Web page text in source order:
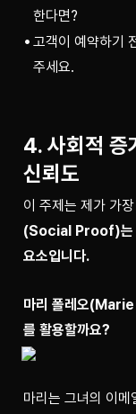
한다면?
고객이 예약하기
주세요.
4. 사회적
신뢰도
이 주제는 제가 가
(Social Proof)는
요소입니다.
마리 폴레오(Marie
를 활용할까요?
마리는 그녀의 이메